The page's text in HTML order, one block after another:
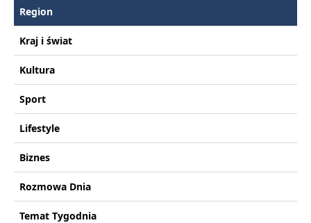
Region
Kraj i świat
Kultura
Sport
Lifestyle
Biznes
Rozmowa Dnia
Temat Tygodnia